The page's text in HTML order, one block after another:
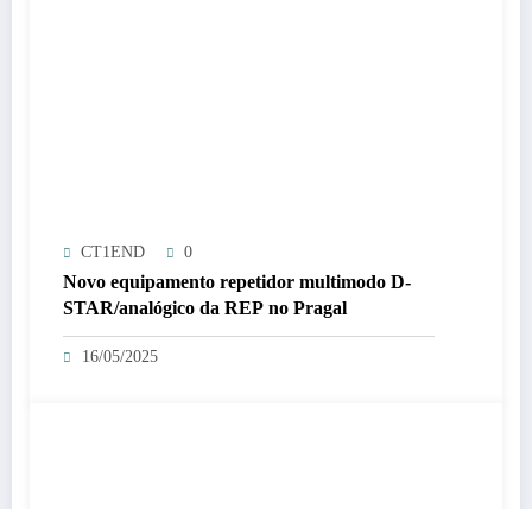
CT1END 0
Novo equipamento repetidor multimodo D-
STAR/analógico da REP no Pragal
16/05/2025